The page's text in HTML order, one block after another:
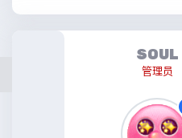
SOUL
管理员